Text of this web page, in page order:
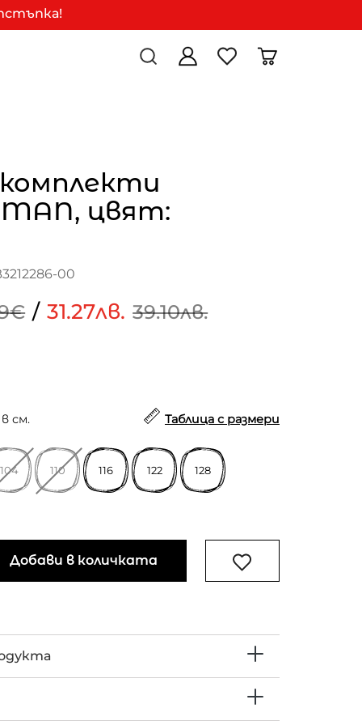
MAN, цвят:
00
/ 31.27лв. 39.10лв.
см. Таблица с размери
104 110 116 122 128
Добави в количката